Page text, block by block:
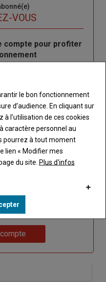
VOUS
compte pour profiter
compte
de passe
abonné(e)
et créez votre
tout Caracterres.
le bon fonctionnement
d’audience. En cliquant sur
à l’utilisation de ces cookies
caractère personnel au
pourrez à tout moment
lien « Modifier mes
du site. Plus d'infos